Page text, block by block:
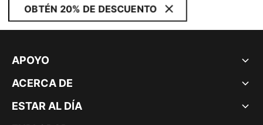
OBTÉN 20% DE DESCUENTO
APOYO
ACERCA DE
ESTAR AL DÍA